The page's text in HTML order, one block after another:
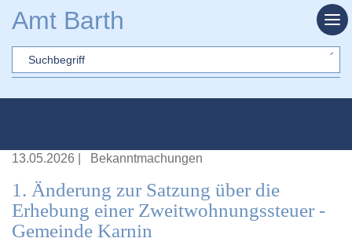
Amt Barth
Sword
13.05.2026 Bekanntmachungen
1. Änderung zur Satzung über die
Erhebung einer Zweitwohnungssteuer -
Gemeinde Karnin